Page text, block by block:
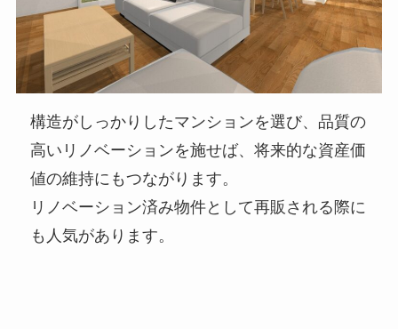
構造がしっかりしたマンションを選び、品質の
高いリノベーションを施せば、将来的な資産価
値の維持にもつながります。
リノベーション済み物件として再販される際に
も人気があります。